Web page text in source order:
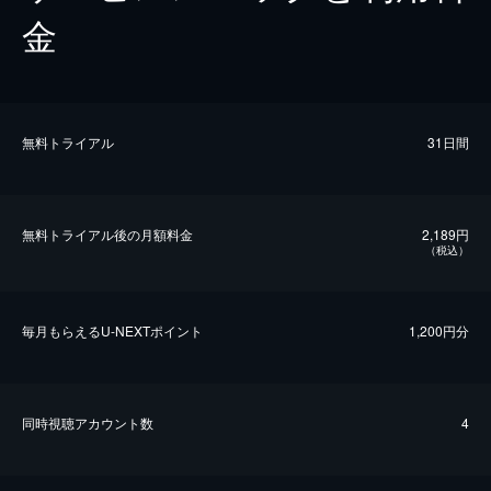
金
無料トライアル 31日間
無料トライアル後の⽉額料金 2,189円
（税込）
毎⽉もらえるU-NEXTポイント 1,200円分
同時視聴アカウント数 4